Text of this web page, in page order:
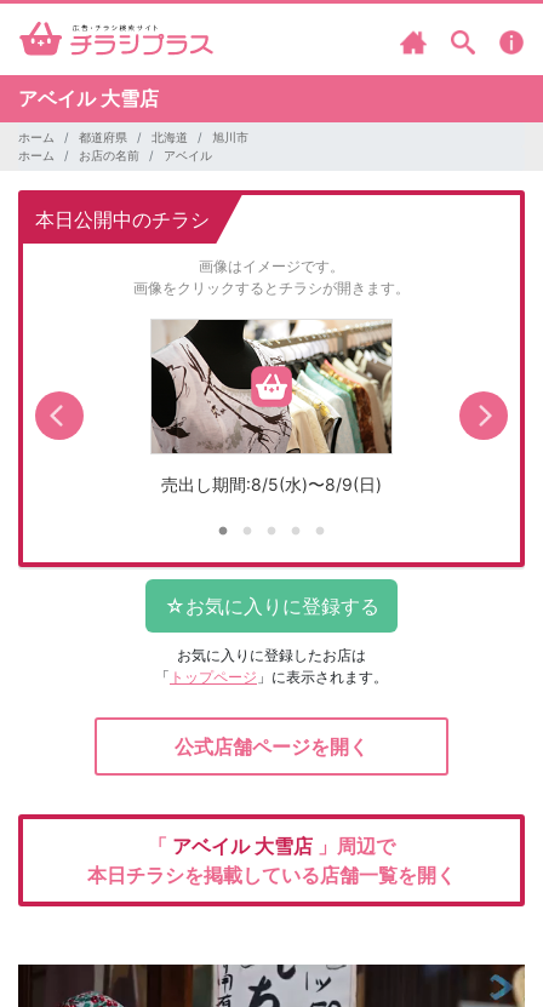
アベイル 大雪店
ホーム 都道府県 北海道
旭川市
ホーム
お店の名前 アベイル
本日公開中のチラシ
画像はイメージです。
画像をクリックするとチラシが開きます。
売出し期間:8/5(水)〜8/9(日)
お気に入りに登録したお店は
「 トップページ 」に表示されます。
公式店舗ページを開く
「 アベイル 大雪店 」周辺で
本日チラシを掲載している店舗一覧を開く